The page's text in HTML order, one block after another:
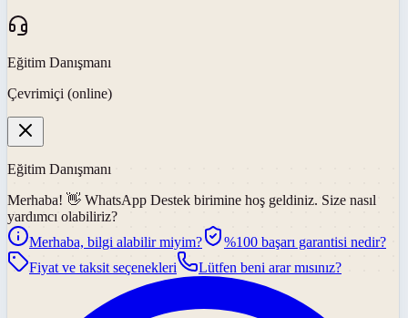
Eğitim Danışmanı
Çevrimiçi (online)
Eğitim Danışmanı
Merhaba! 👋 WhatsApp Destek birimine hoş geldiniz. Size nasıl
yardımcı olabiliriz?
Merhaba, bilgi alabilir miyim?
%100 başarı garantisi nedir?
Fiyat ve taksit seçenekleri
Lütfen beni arar mısınız?